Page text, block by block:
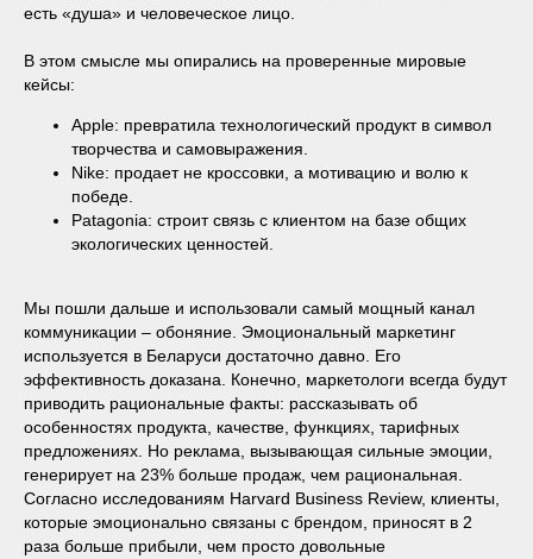
есть «душа» и человеческое лицо.
В этом смысле мы опирались на проверенные мировые
кейсы:
Apple: превратила технологический продукт в символ
творчества и самовыражения.
Nike: продает не кроссовки, а мотивацию и волю к
победе.
Patagonia: строит связь с клиентом на базе общих
экологических ценностей.
Мы пошли дальше и использовали самый мощный канал
коммуникации – обоняние. Эмоциональный маркетинг
используется в Беларуси достаточно давно. Его
эффективность доказана. Конечно, маркетологи всегда будут
приводить рациональные факты: рассказывать об
особенностях продукта, качестве, функциях, тарифных
предложениях. Но реклама, вызывающая сильные эмоции,
генерирует на 23% больше продаж, чем рациональная.
Согласно исследованиям Harvard Business Review, клиенты,
которые эмоционально связаны с брендом, приносят в 2
раза больше прибыли, чем просто довольные